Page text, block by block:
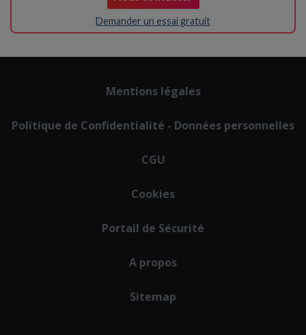
Demander un essai gratuit
Mentions légales
Politique de Confidentialité - Données personnelles
CGU
Cookies
Portail de Sécurité
A propos
Sitemap